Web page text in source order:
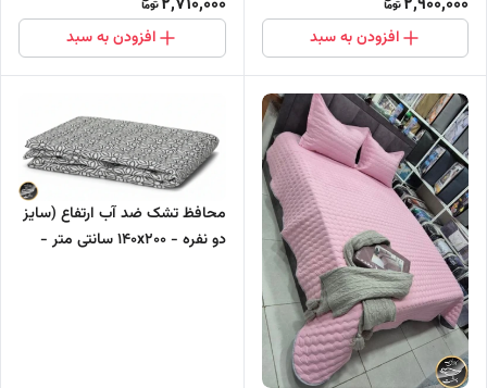
افزودن به سبد افزودن به سبد
محافظ تشک ضد آب ارتفاع (سایز
دو نفره - ۱۴۰x۲۰۰ سانتی متر -